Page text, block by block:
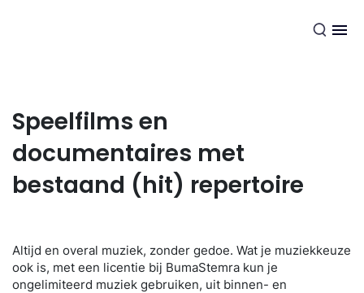
Speelfilms en
documentaires met
bestaand (hit) repertoire
Altijd en overal muziek, zonder gedoe. Wat je muziekkeuze
ook is, met een licentie bij BumaStemra kun je
ongelimiteerd muziek gebruiken, uit binnen- en